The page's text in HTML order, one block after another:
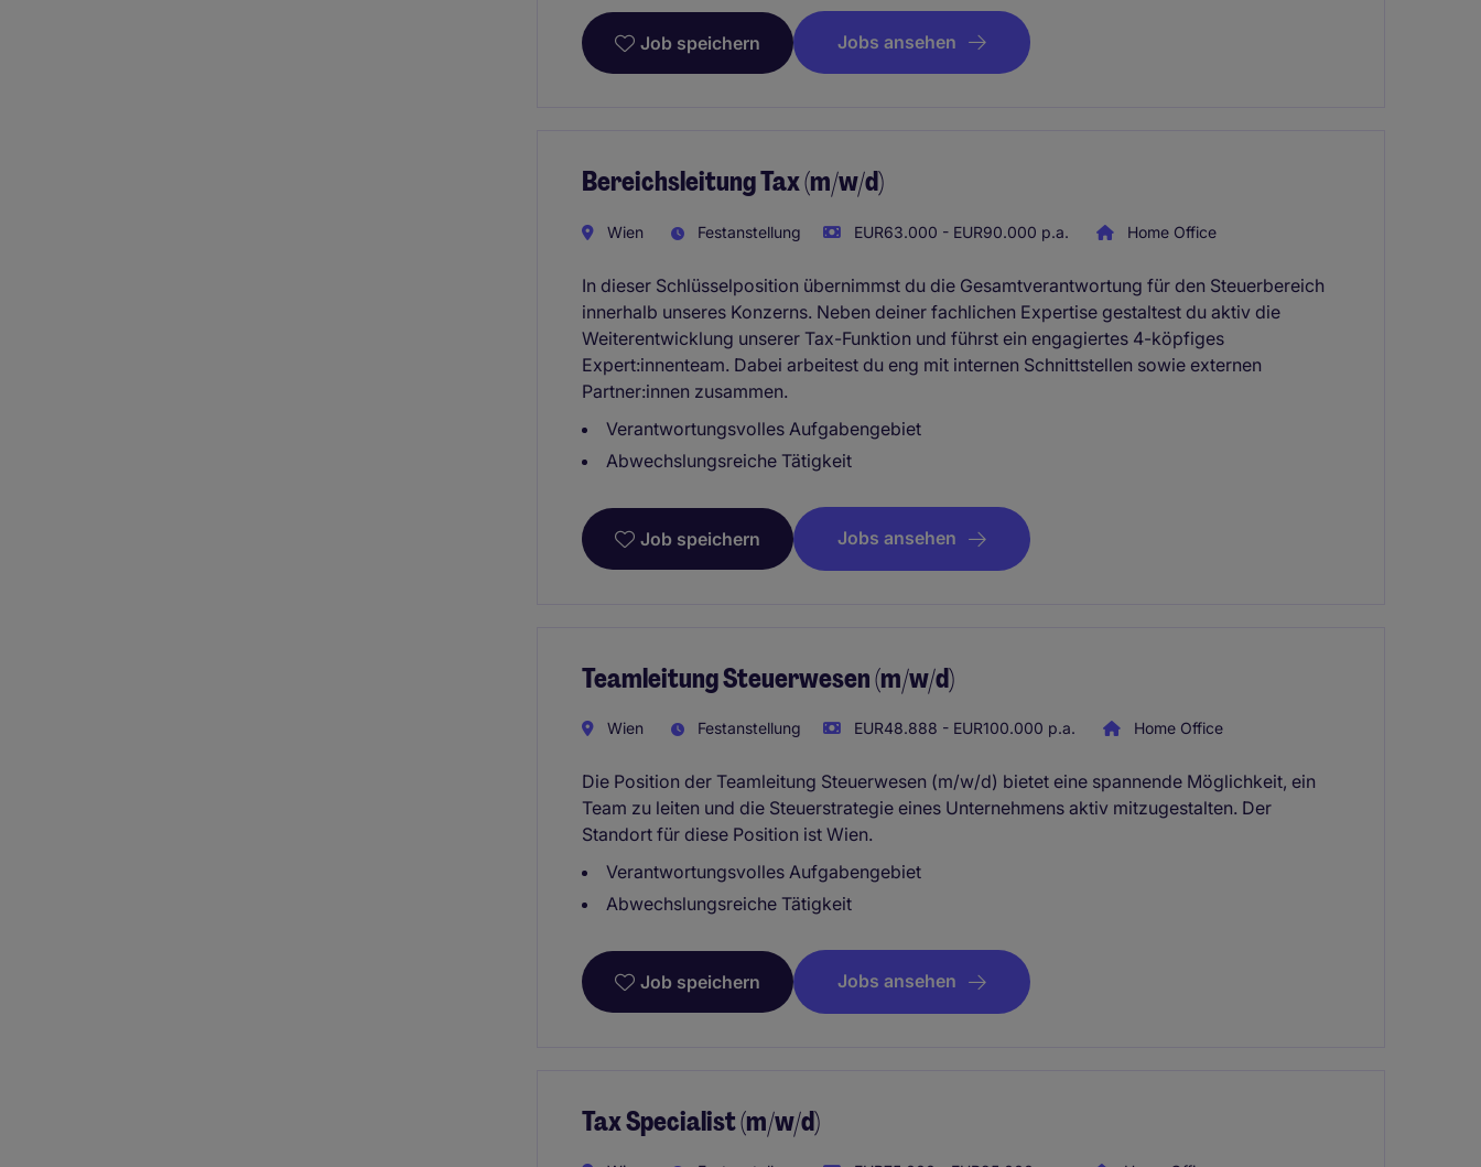
Job speichern Jobs ansehen
Bereichsleitung Tax (m/w/d)
Wien Festanstellung EUR63.000 - EUR90.000 p.a. Home Office
In dieser Schlüsselposition übernimmst du die Gesamtverantwortung für den Steuerbereich
innerhalb unseres Konzerns. Neben deiner fachlichen Expertise gestaltest du aktiv die
Weiterentwicklung unserer Tax-Funktion und führst ein engagiertes 4-köpfiges
Expert:innenteam. Dabei arbeitest du eng mit internen Schnittstellen sowie externen
Partner:innen zusammen.
Verantwortungsvolles Aufgabengebiet
Abwechslungsreiche Tätigkeit
Job speichern Jobs ansehen
Teamleitung Steuerwesen (m/w/d)
Wien Festanstellung EUR48.888 - EUR100.000 p.a. Home Office
Die Position der Teamleitung Steuerwesen (m/w/d) bietet eine spannende Möglichkeit, ein
Team zu leiten und die Steuerstrategie eines Unternehmens aktiv mitzugestalten. Der
Standort für diese Position ist Wien.
Verantwortungsvolles Aufgabengebiet
Abwechslungsreiche Tätigkeit
Job speichern Jobs ansehen
Tax Specialist (m/w/d)